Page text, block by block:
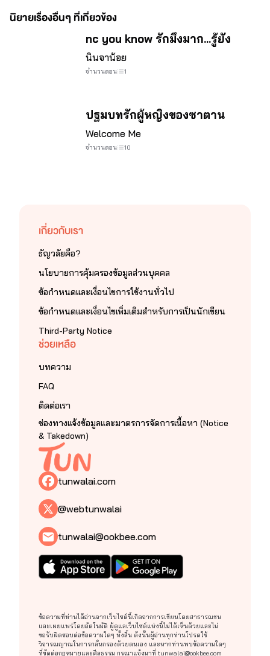
นิยายเรื่องอื่นๆ ที่เกี่ยวข้อง
nc you know รักมึงมาก...รู้ยัง
นินจาน้อย
จำนวนตอน 1
ปฐมบทรักผู้หญิงของซาตาน
Welcome Me
จำนวนตอน 10
เกี่ยวกับเรา
ธัญวลัยคือ?
นโยบายการคุ้มครองข้อมูลส่วนบุคคล
ข้อกำหนดและเงื่อนไขการใช้งานทั่วไป
ข้อกำหนดและเงื่อนไขเพิ่มเติมสำหรับการเป็นนักเขียน
Third-Party Notice
ช่วยเหลือ
บทความ
FAQ
ติดต่อเรา
ช่องทางแจ้งข้อมูลและมาตรการจัดการเนื้อหา (Notice
& Takedown)
tunwalai.com
@webtunwalai
tunwalai@ookbee.com
ข้อความที่ท่านได้อ่านจากเว็บไซต์นี้เกิดจากการเขียนโดยสาธารณชน
และเผยแพร่โดยอัตโนมัติ ผู้ดูแลเว็บไซต์แห่งนี้ไม่ได้เห็นด้วยและไม่
ขอรับผิดชอบต่อข้อความใดๆ ทั้งสิ้น ดังนั้นผู้อ่านทุกท่านโปรดใช้
วิจารณญาณในการกลั่นกรองด้วยตนเอง และหากท่านพบข้อความใดๆ
ที่ขัดต่อกฎหมายและศีลธรรม กรุณาแจ้งมาที่ tunwalai@ookbee.com